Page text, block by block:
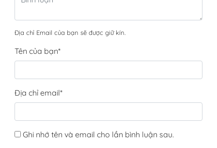
Địa chỉ Email của bạn sẽ được giữ kín.
Tên của bạn*
Địa chỉ email*
Ghi nhớ tên và email cho lần bình luận sau.